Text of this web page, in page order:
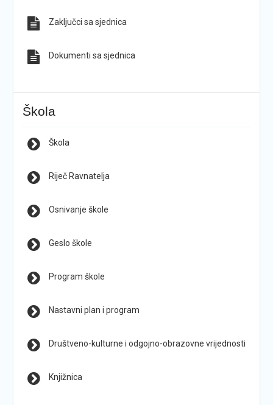
Zaključci sa sjednica
Dokumenti sa sjednica
Škola
Škola
Riječ Ravnatelja
Osnivanje škole
Geslo škole
Program škole
Nastavni plan i program
Društveno-kulturne i odgojno-obrazovne vrijednosti
Knjižnica